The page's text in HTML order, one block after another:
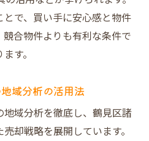
で、買い手に安心感と物件
合物件よりも有利な条件で
す。
域分析の活用法
域分析を徹底し、鶴見区諸
却戦略を展開しています。